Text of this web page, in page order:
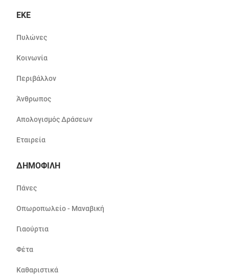
ΕΚΕ
Πυλώνες
Κοινωνία
Περιβάλλον
Άνθρωπος
Απολογισμός Δράσεων
Εταιρεία
ΔΗΜΟΦΙΛΗ
Πάνες
Οπωροπωλείο - Μαναβική
Γιαούρτια
Φέτα
Καθαριστικά